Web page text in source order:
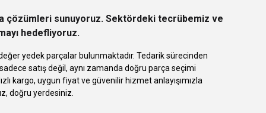
çözümleri sunuyoruz. Sektördeki tecrübemiz ve
hedefliyoruz.
yedek parçalar bulunmaktadır. Tedarik sürecinden
satış değil, aynı zamanda doğru parça seçimi
kargo, uygun fiyat ve güvenilir hizmet anlayışımızla
doğru yerdesiniz.